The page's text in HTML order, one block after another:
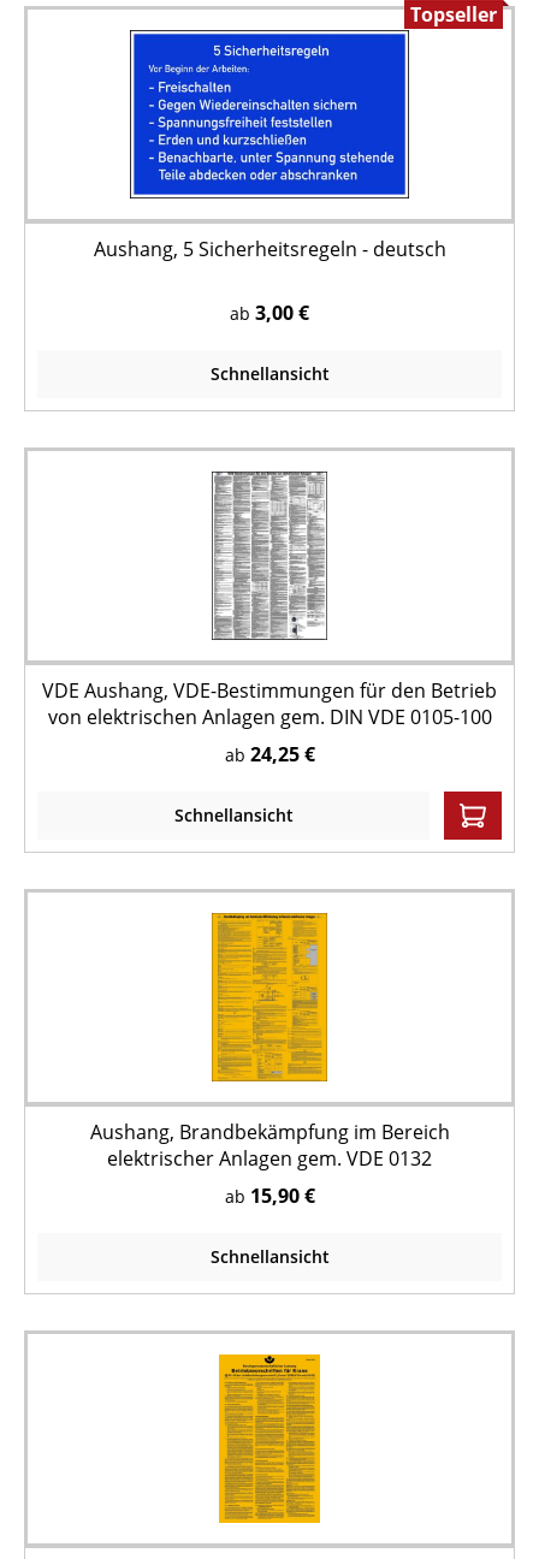
Topseller
Aushang, 5 Sicherheitsregeln - deutsch
ab 3,00 €
Schnellansicht
VDE Aushang, VDE-Bestimmungen für den Betrieb
von elektrischen Anlagen gem. DIN VDE 0105-100
ab 24,25 €
Schnellansicht
Aushang, Brandbekämpfung im Bereich
elektrischer Anlagen gem. VDE 0132
ab 15,90 €
Schnellansicht